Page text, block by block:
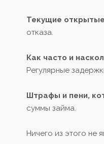
Текущие
отказа.
Как часто и
Регулярные
Штрафы и пени,
суммы займа.
Ничего из этого не